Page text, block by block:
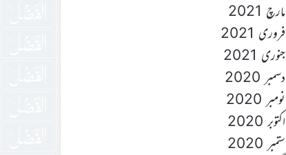
مارچ 2021
فروری 2021
جنوری 2021
دسمبر 2020
نومبر 2020
اکتوبر 2020
ستمبر 2020